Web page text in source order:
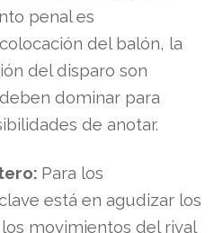
penal es
del balón, la
del disparo son
dominar para
de anotar.
Para los
está en agudizar los
movimientos del rival